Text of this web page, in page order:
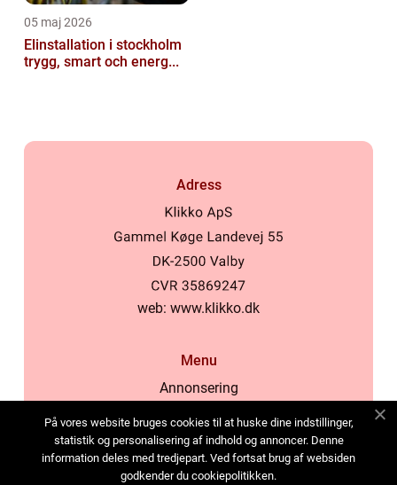
05 maj 2026
Elinstallation i stockholm
trygg, smart och energ...
Adress
web: www.klikko.dk
Menu
Annonsering
Cookies
Kontakta oss
På vores website bruges cookies til at huske dine indstillinger,
statistik og personalisering af indhold og annoncer. Denne
information deles med tredjepart. Ved fortsat brug af websiden
godkender du cookiepolitikken.